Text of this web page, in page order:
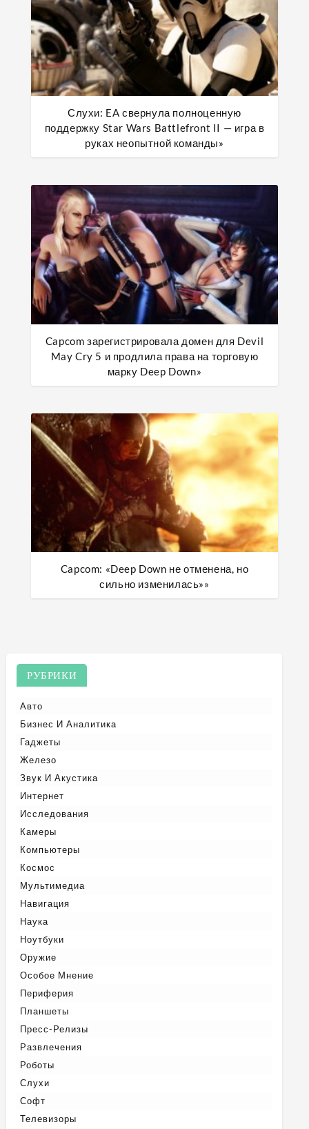
Слухи: EA свернула полноценную
поддержку Star Wars Battlefront II — игра в
руках неопытной команды»
Capcom зарегистрировала домен для Devil
May Cry 5 и продлила права на торговую
марку Deep Down»
Capcom: «Deep Down не отменена, но
сильно изменилась»»
РУБРИКИ
Авто
Бизнес И Аналитика
Гаджеты
Железо
Звук И Акустика
Интернет
Исследования
Камеры
Компьютеры
Космос
Мультимедиа
Навигация
Наука
Ноутбуки
Оружие
Особое Мнение
Периферия
Планшеты
Пресс-Релизы
Развлечения
Роботы
Слухи
Софт
Телевизоры